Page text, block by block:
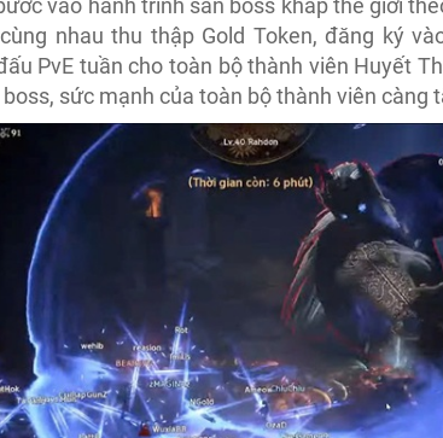
vào hành trình săn boss khắp thế giới
nhau thu thập Gold Token, đăng ký
PvE tuần cho toàn bộ thành viên Huyết
sức mạnh của toàn bộ thành viên càng